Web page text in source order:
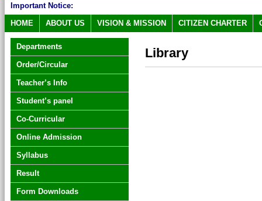
Important Notice:
HOME
ABOUT US VISION & MISSION CITIZEN CHARTER
Departments
Order/Circular
Teacher’s Info
Student’s panel
Co-Curricular
Online Admission
Syllabus
Result
Form Downloads
Library